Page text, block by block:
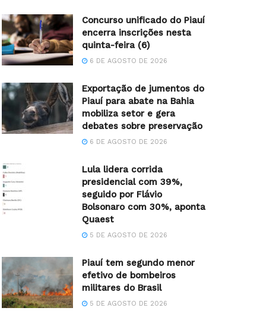
Concurso unificado do Piauí
encerra inscrições nesta
quinta-feira (6)
6 DE AGOSTO DE 2026
Exportação de jumentos do
Piauí para abate na Bahia
mobiliza setor e gera
debates sobre preservação
6 DE AGOSTO DE 2026
Lula lidera corrida
presidencial com 39%,
seguido por Flávio
Bolsonaro com 30%, aponta
Quaest
5 DE AGOSTO DE 2026
Piauí tem segundo menor
efetivo de bombeiros
militares do Brasil
5 DE AGOSTO DE 2026